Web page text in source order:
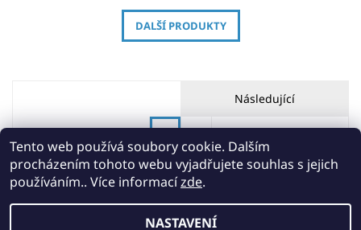
DALŠÍ PRODUKTY
Následující
Tento web používá soubory cookie. Dalším
procházením tohoto webu vyjadřujete souhlas s jejich
používáním.. Více informacízde.
NASTAVENÍ